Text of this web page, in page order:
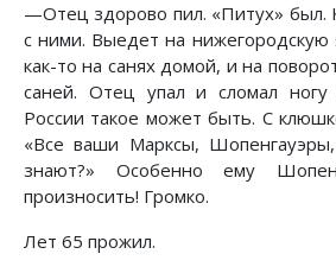
—Отец здорово пил. «Питух» был.
с ними. Выедет на нижегородскую
как-то на санях домой, и на
саней. Отец упал и сломал
России такое может быть. С
«Все ваши Марксы,
знают?» Особенно ему
произносить! Громко.
Лет 65 прожил.